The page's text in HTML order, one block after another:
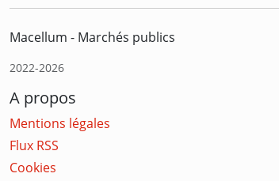
Macellum - Marchés publics
2022-2026
A propos
Mentions légales
Flux RSS
Cookies